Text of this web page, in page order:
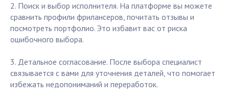
2. Поиск и выбор исполнителя. На платформе вы можете
сравнить профили фрилансеров, почитать отзывы и
посмотреть портфолио. Это избавит вас от риска
ошибочного выбора.
3. Детальное согласование. После выбора специалист
связывается с вами для уточнения деталей, что помогает
избежать недопониманий и переработок.